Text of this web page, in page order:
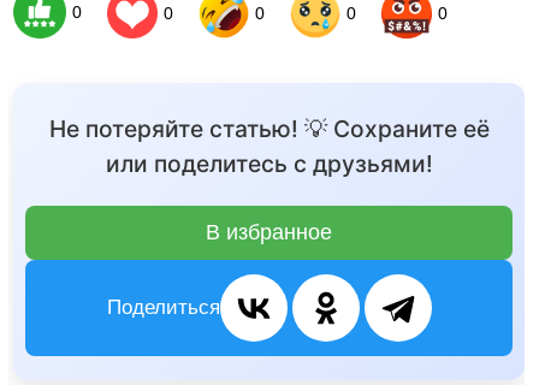
0 0 0 0 0
Не потеряйте статью! 💡 Сохраните её
или поделитесь с друзьями!
В избранное
Поделиться